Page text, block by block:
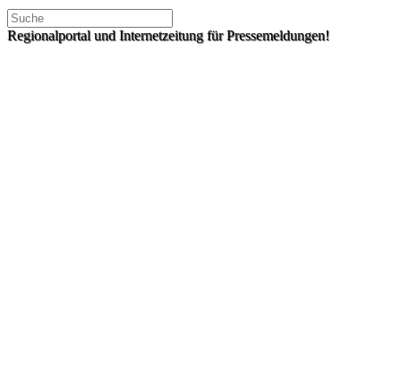
Regionalportal und Internetzeitung für Pressemeldungen!